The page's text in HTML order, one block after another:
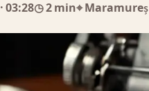
· 03:28◷ 2 min⌖ Maramureș